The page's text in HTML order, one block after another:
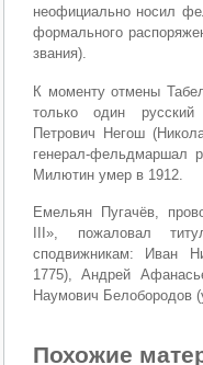
неофициально носил
формального
звания).
К моменту отмены
только один
Петрович Негош
генерал-фельдмаршал
Милютин умер в 1912.
Емельян Пугачёв,
III», пожаловал
сподвижникам: Иван
1775), Андрей
Наумович Белобородов
Похожие